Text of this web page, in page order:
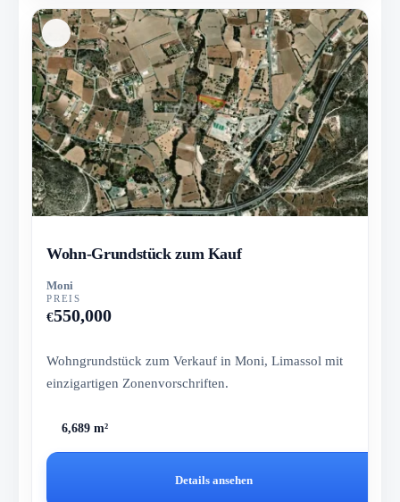
Wohn-Grundstück zum Kauf
Moni
PREIS
€550,000
Wohngrundstück zum Verkauf in Moni, Limassol mit
einzigartigen Zonenvorschriften.
6,689 m²
Details ansehen